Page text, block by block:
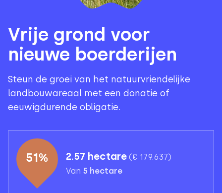
Vrije grond voor
nieuwe boerderijen
Steun de groei van het natuurvriendelijke
landbouwareaal met een donatie of
eeuwigdurende obligatie.
51% 2.57 hectare (€ 179.637)
Van 5 hectare